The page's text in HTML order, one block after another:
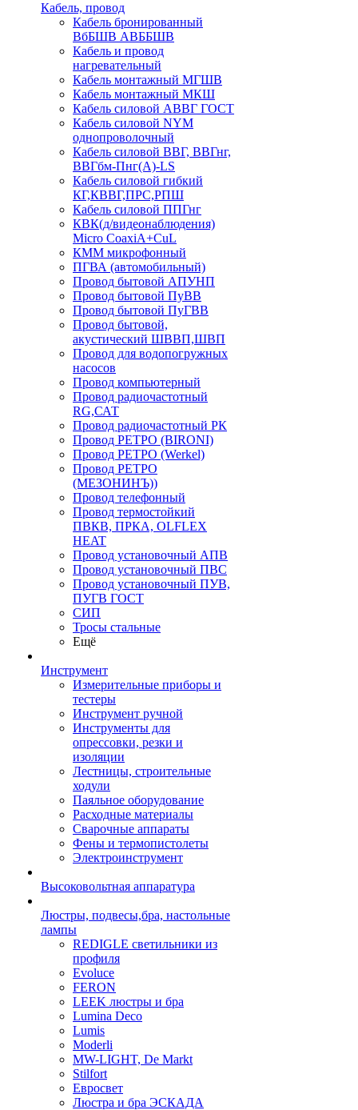
Кабель, провод
Кабель бронированный
ВбБШВ АВББШВ
Кабель и провод
нагревательный
Кабель монтажный МГШВ
Кабель монтажный МКШ
Кабель силовой АВВГ ГОСТ
Кабель силовой NYM
однопроволочный
Кабель силовой ВВГ, ВВГнг,
ВВГбм-Пнг(А)-LS
Кабель силовой гибкий
КГ,КВВГ,ПРС,РПШ
Кабель силовой ППГнг
КВК(д/видеонаблюдения)
Micro CoaxiA+CuL
КММ микрофонный
ПГВА (автомобильный)
Провод бытовой АПУНП
Провод бытовой ПуВВ
Провод бытовой ПуГВВ
Провод бытовой,
акустический ШВВП,ШВП
Провод для водопогружных
насосов
Провод компьютерный
Провод радиочастотный
RG,САТ
Провод радиочастотный РК
Провод РЕТРО (BIRONI)
Провод РЕТРО (Werkel)
Провод РЕТРО
(МЕЗОНИНЪ))
Провод телефонный
Провод термостойкий
ПВКВ, ПРКА, OLFLEX
HEAT
Провод установочный АПВ
Провод установочный ПВС
Провод установочный ПУВ,
ПУГВ ГОСТ
СИП
Тросы стальные
Ещё
Инструмент
Измерительные приборы и
тестеры
Инструмент ручной
Инструменты для
опрессовки, резки и
изоляции
Лестницы, строительные
ходули
Паяльное оборудование
Расходные материалы
Сварочные аппараты
Фены и термопистолеты
Электроинструмент
Высоковольтная аппаратура
Люстры, подвесы,бра, настольные
лампы
REDIGLE светильники из
профиля
Evoluce
FERON
LEEK люстры и бра
Lumina Deco
Lumis
Moderli
MW-LIGHT, De Markt
Stilfort
Евросвет
Люстра и бра ЭСКАДА